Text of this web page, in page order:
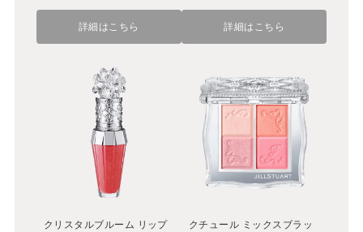
詳細はこちら 詳細はこちら
クリスタルブルーム リップ
クチュール ミックスブラッ